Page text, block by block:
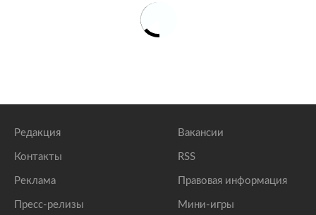
Редакция
Контакты
Реклама
Пресс-релизы
Вакансии
RSS
Правовая информация
Мини-игры